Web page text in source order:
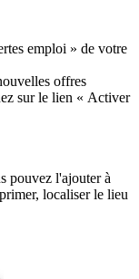
emploi » de votre
offres
sur le lien « Activer
pouvez l'ajouter à
localiser le lieu